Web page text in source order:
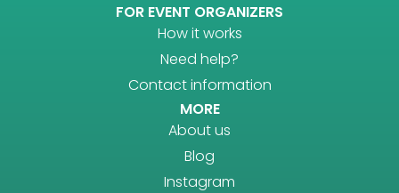
FOR EVENT ORGANIZERS
How it works
Need help?
Contact information
MORE
About us
Blog
Instagram